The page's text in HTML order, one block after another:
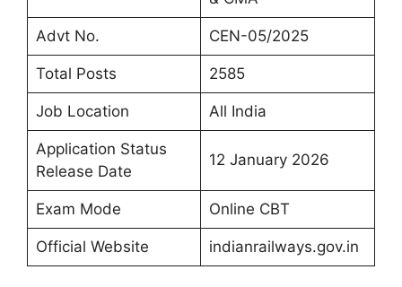
Advt No. CEN-05/2025
Total Posts 2585
Job Location All India
Application Status
Release Date
12 January 2026
Exam Mode Online CBT
Official Website indianrailways.gov.in